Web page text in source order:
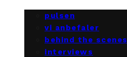
pulsen
vi anbefaler
behind the scenes
interviews